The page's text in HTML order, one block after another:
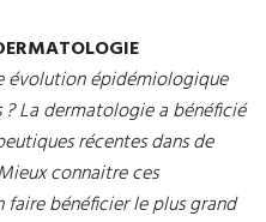
évolution épidémiologique
La dermatologie a bénéficié
récentes dans de
connaitre ces
bénéficier le plus grand